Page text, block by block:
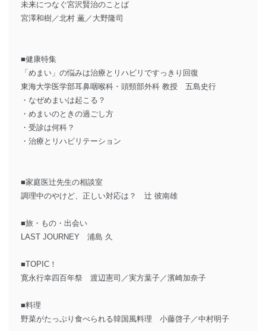
未来につなぐ宮沢賢治のことば
宮澤和樹／北村 薫／大野隆司
■健康特集
「めまい」の悩みは治療とリハビリですっきり回復
東海大学医学部耳鼻咽喉科・頭頸部外科 教授 五島史行
・なぜめまいは起こる？
・めまいのときの過ごし方
・受診は何科？
・治療とリハビリテーション
■家庭医辻先生の相談室
調理中のやけど、正しい対応は？ 辻 彼南雄
■旅・もの・出会い
LAST JOURNEY 浦島 久
■TOPIC！
寛永行幸四百年祭 渡辺憲司／実方葉子／濱崎加奈子
■料理
野菜がたっぷり食べられる韓国風料理 小藤啓子／中村明子